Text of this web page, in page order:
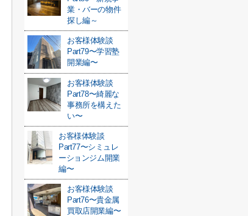
業・バーの物件
探し編～
お客様体験談
Part79〜学習塾
開業編〜
お客様体験談
Part78〜綺麗な
事務所を構えた
い〜
お客様体験談
Part77〜シミュレ
ーションジム開業
編〜
お客様体験談
Part76〜貴金属
買取店開業編〜